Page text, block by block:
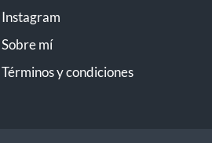
Instagram
Sobre mí
Términos y condiciones